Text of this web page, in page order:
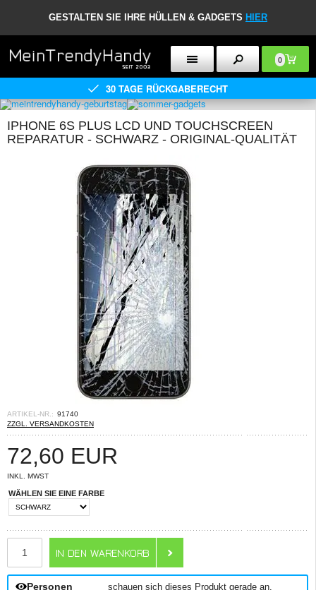
GESTALTEN SIE IHRE HÜLLEN & GADGETS HIER
0
30 TAGE RÜCKGABERECHT
IPHONE 6S PLUS LCD UND TOUCHSCREEN
REPARATUR - SCHWARZ - ORIGINAL-QUALITÄT
ARTIKEL-NR.: 91740
ZZGL. VERSANDKOSTEN
72,60 EUR
INKL. MWST
WÄHLEN SIE EINE FARBE
Personen schauen sich dieses Produkt gerade an.